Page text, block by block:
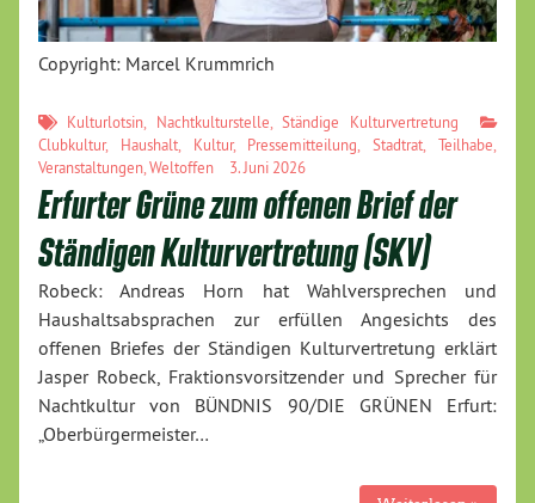
Copyright: Marcel Krummrich
Kulturlotsin Nachtkulturstelle ,Ständige Kulturvertretung
Clubkultur, Haushalt, Kultur, Pressemitteilung ,Stadtrat ,Teilhabe
Veranstaltungen Weltoffen 3. Juni 2026
Erfurter Grüne zum offenen Brief der
Ständigen Kulturvertretung (SKV)
Robeck: Andreas Horn hat Wahlversprechen und
Haushaltsabsprachen zur erfüllen Angesichts des
offenen Briefes der Ständigen Kulturvertretung erklärt
Jasper Robeck, Fraktionsvorsitzender und Sprecher für
Nachtkultur von BÜNDNIS 90/DIE GRÜNEN Erfurt:
„Oberbürgermeister…